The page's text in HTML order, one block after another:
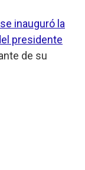
inauguró la
presidente
de su